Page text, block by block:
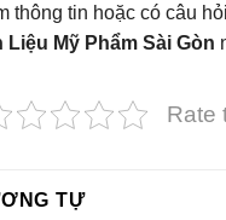
thông tin hoặc có câu
Liệu Mỹ Phẩm Sài Gòn
Rate
TỰ